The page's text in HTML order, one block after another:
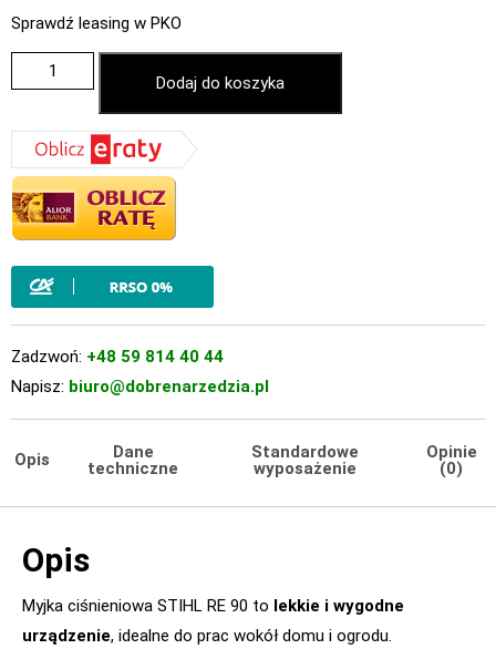
Sprawdź leasing w PKO
Dodaj do koszyka
Zadzwoń: +48 59 814 40 44
Napisz: biuro@dobrenarzedzia.pl
Opis
Dane
techniczne
Standardowe
wyposażenie
Opinie
(0)
Opis
Myjka ciśnieniowa STIHL RE 90 to lekkie i wygodne
urządzenie, idealne do prac wokół domu i ogrodu.